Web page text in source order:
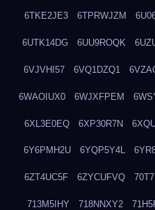
6TKE2JE3 6TPRWJZM
6UTK14DG 6UU9ROQK
6VJVHI57 6VQ1DZQ1
6WAOIUX0 6WJXFPEM
6XL3E0EQ 6XP30R7N
6Y6PMH2U 6YQP5Y4L
6ZT4UC5F 6ZYCUFVQ
713M5IHY 718NNXY2